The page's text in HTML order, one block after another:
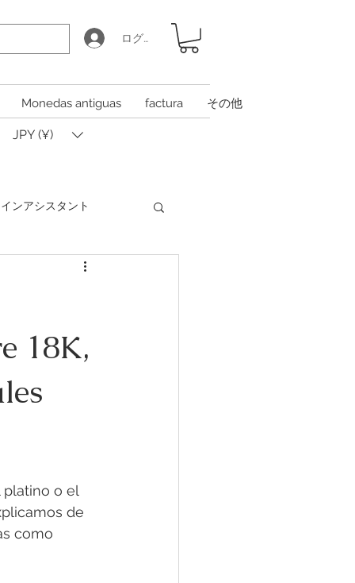
ログイン
Monedas antiguas factura その他
JPY (¥)
ンアシスタント
Coin Calculator Q&A
18K,
platino o el
de
como